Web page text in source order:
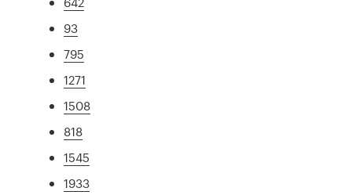
93
795
1271
1508
818
1545
1933